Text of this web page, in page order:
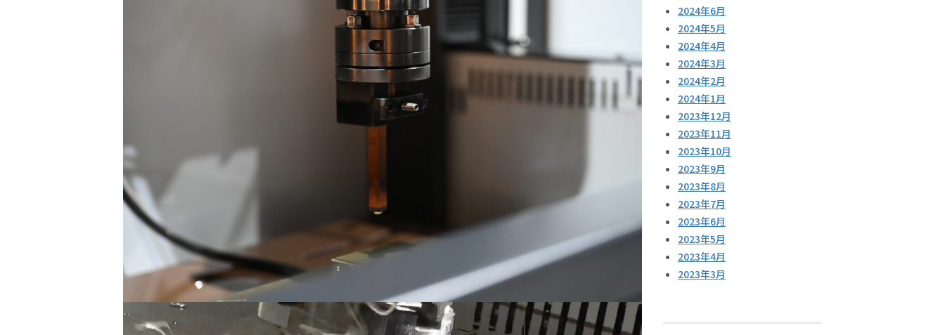
2024年6月
2024年5月
2024年4月
2024年3月
2024年2月
2024年1月
2023年12月
2023年11月
2023年10月
2023年9月
2023年8月
2023年7月
2023年6月
2023年5月
2023年4月
2023年3月